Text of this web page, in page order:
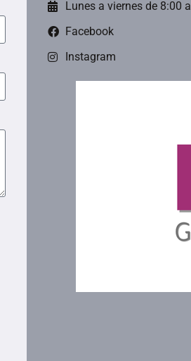
Lunes a viernes de 8:00
Facebook
Instagram